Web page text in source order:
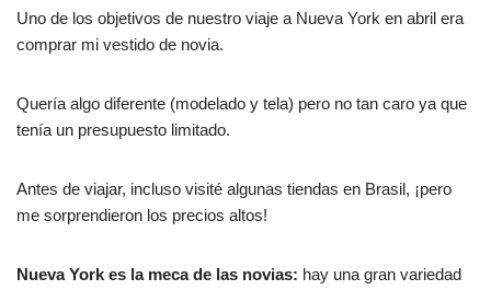
Uno de los objetivos de nuestro viaje a Nueva York en abril era
comprar mi vestido de novia.
Quería algo diferente (modelado y tela) pero no tan caro ya que
tenía un presupuesto limitado.
Antes de viajar, incluso visité algunas tiendas en Brasil, ¡pero
me sorprendieron los precios altos!
Nueva York es la meca de las novias: hay una gran variedad